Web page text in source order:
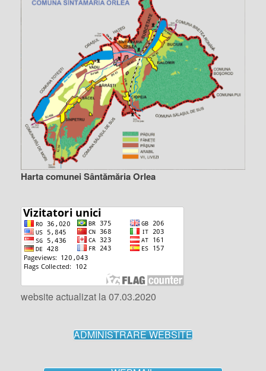
Harta comunei Sântămăria Orlea
website actualizat la 07.03.2020
ADMINISTRARE WEBSITE